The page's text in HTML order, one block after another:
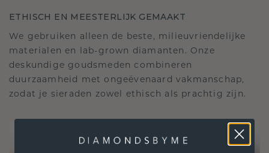
ETHISCH EN MEESTERLIJK GEMAAKT
We gebruiken alleen de beste, milieuvriendelijke
materialen en lab-grown diamanten. Onze
deskundige goudsmeden combineren
duurzaamheid met ongeëvenaard vakmanschap,
zodat je sieraden zowel ethisch als prachtig zijn.